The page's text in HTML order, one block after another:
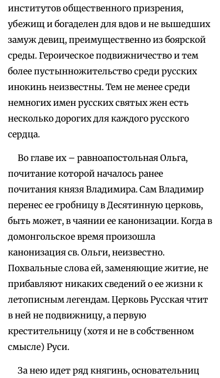
институтов общественного призрения,
убежищ и богаделен для вдов и не вышедших
замуж девиц, преимущественно из боярской
среды. Героическое подвижничество и тем
более пустынножительство среди русских
инокинь неизвестны. Тем не менее среди
немногих имен русских святых жен есть
несколько дорогих для каждого русского
сердца.
Во главе их – равноапостольная Ольга,
почитание которой началось ранее
почитания князя Владимира. Сам Владимир
перенес ее гробницу в Десятинную церковь,
быть может, в чаянии ее канонизации. Когда в
домонгольское время произошла
канонизация св. Ольги, неизвестно.
Похвальные слова ей, заменяющие житие, не
прибавляют никаких сведений о ее жизни к
летописным легендам. Церковь Русская чтит
в ней не подвижницу, а первую
крестительницу (хотя и не в собственном
смысле) Руси.
За нею идет ряд княгинь, основательниц